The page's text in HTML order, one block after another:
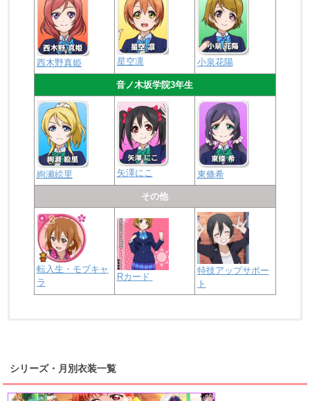
西木野真姫 星空凛 小泉花陽
音ノ木坂学院3年生
絢瀬絵里 矢澤にこ 東條希
その他
転入生・モブキャ
ラ
Rカード
特技アップサポー
ト
シリーズ・月別衣装一覧